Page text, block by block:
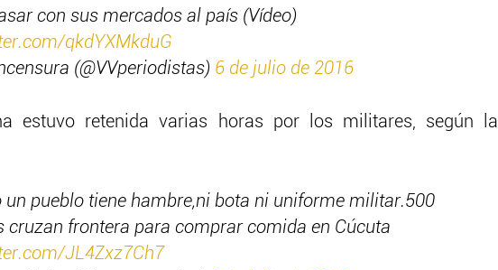
con sus mercados al país (Vídeo)
qkdYXMkduG
(@VVperiodistas) 6 de julio de 2016
estuvo retenida varias horas por los militares, según la
un pueblo tiene hambre,ni bota ni uniforme militar.500
cruzan frontera para comprar comida en Cúcuta
JL4Zxz7Ch7